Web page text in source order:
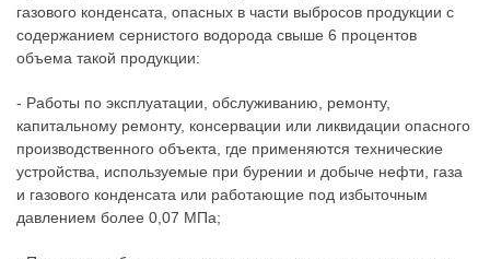
газового конденсата, опасных в части выбросов продукции с
содержанием сернистого водорода свыше 6 процентов
объема такой продукции:
- Работы по эксплуатации, обслуживанию, ремонту,
капитальному ремонту, консервации или ликвидации опасного
производственного объекта, где применяются технические
устройства, используемые при бурении и добыче нефти, газа
и газового конденсата или работающие под избыточным
давлением более 0,07 МПа;